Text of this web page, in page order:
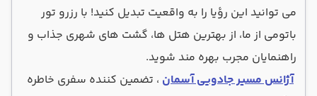
می توانید این رؤیا را به واقعیت تبدیل کنید! با رزرو تور
باتومی از ما، از بهترین هتل‌ ها، گشت ‌های شهری جذاب و
راهنمایان مجرب بهره‌ مند شوید.
آژانس مسیر جادویی آسمان ، تضمین‌ کننده سفری خاطره‌